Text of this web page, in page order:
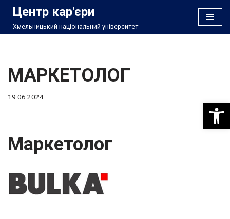
Перейти
Центр кар'єри
Хмельницький національний університет
МАРКЕТОЛОГ
19.06.2024
Маркетолог